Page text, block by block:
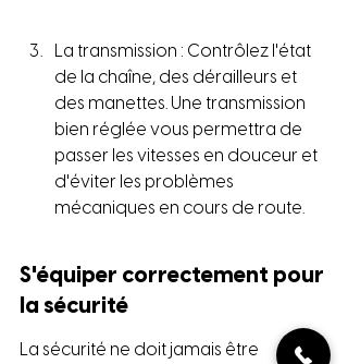
La transmission : Contrôlez l'état
de la chaîne, des dérailleurs et
des manettes. Une transmission
bien réglée vous permettra de
passer les vitesses en douceur et
d'éviter les problèmes
mécaniques en cours de route.
S'équiper correctement pour
la sécurité
La sécurité ne doit jamais être